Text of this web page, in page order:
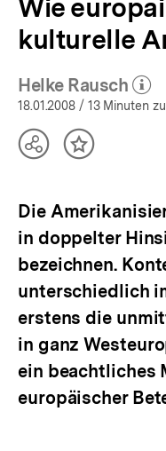
Wie
kulturelle
Helke Rausch
(Mehr
18.01.2008 / 13 Minuten
TeilenInhalt
Die
in doppelter
bezeichnen.
unterschiedlich
erstens die
in ganz
ein beachtliches
europäischer